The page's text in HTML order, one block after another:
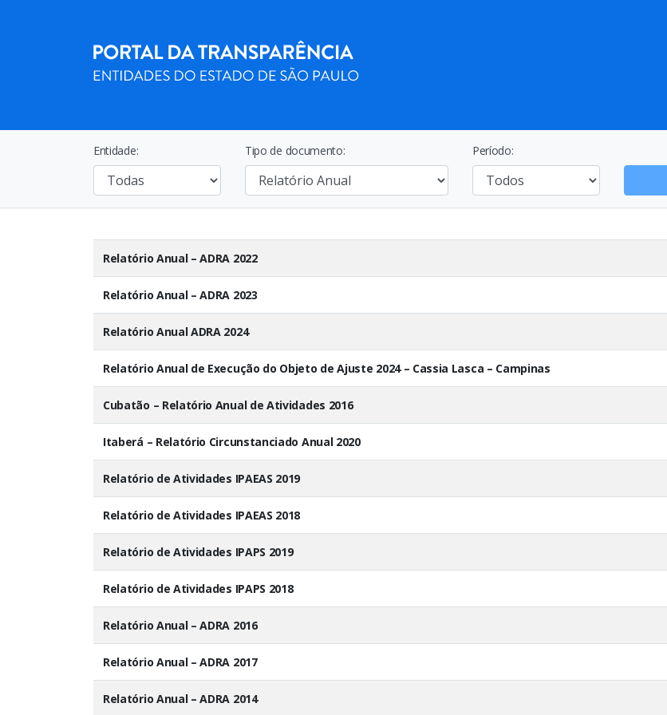
Entidade: Tipo de documento: Período:
Relatório Anual – ADRA 2022
Relatório Anual – ADRA 2023
Relatório Anual ADRA 2024
Relatório Anual de Execução do Objeto de Ajuste 2024 – Cassia Lasca – Campinas
Cubatão – Relatório Anual de Atividades 2016
Itaberá – Relatório Circunstanciado Anual 2020
Relatório de Atividades IPAEAS 2019
Relatório de Atividades IPAEAS 2018
Relatório de Atividades IPAPS 2019
Relatório de Atividades IPAPS 2018
Relatório Anual – ADRA 2016
Relatório Anual – ADRA 2017
Relatório Anual – ADRA 2014